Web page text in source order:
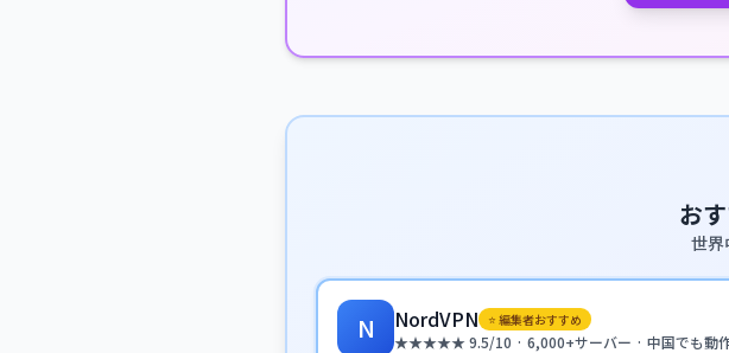
お
世界
N NordVPN ⭐ 編集者おすすめ
★★★★★ 9.5/10 · 6,000+サーバー · 中国でも動